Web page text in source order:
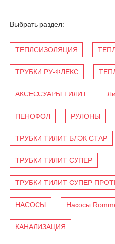
Выбрать раздел:
ТЕПЛОИЗОЛЯЦИЯ
ТРУБКИ РУ-ФЛЕКС
АКСЕССУАРЫ ТИЛИТ
ПЕНОФОЛ РУЛОНЫ
ТРУБКИ ТИЛИТ БЛЭК СТАР
ТРУБКИ ТИЛИТ СУПЕР
ТРУБКИ ТИЛИТ СУПЕР
НАСОСЫ Насосы
КАНАЛИЗАЦИЯ